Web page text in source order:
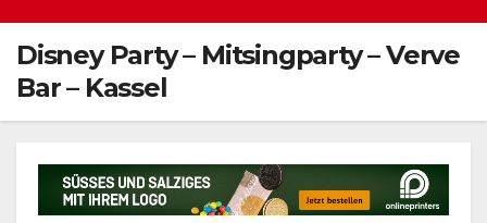
Disney Party – Mitsingparty – Verve
Bar – Kassel